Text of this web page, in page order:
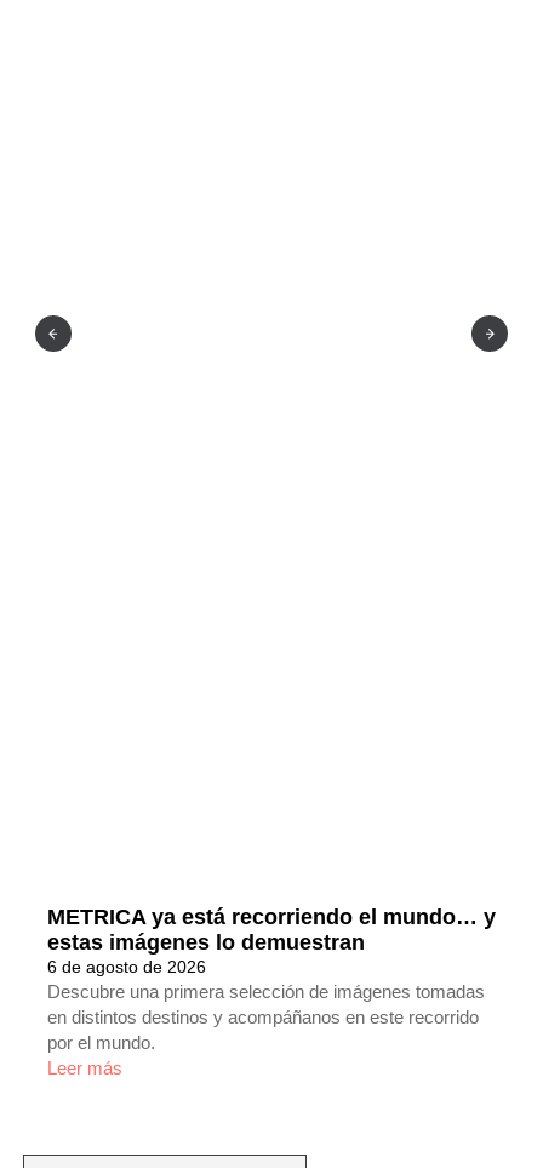
METRICA ya está recorriendo el mundo… y
estas imágenes lo demuestran
6 de agosto de 2026
Descubre una primera selección de imágenes tomadas
en distintos destinos y acompáñanos en este recorrido
por el mundo.
Leer más